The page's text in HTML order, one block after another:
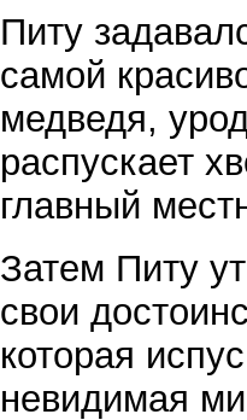
Питу
самой
медведя,
распускает
главный
Затем Питу
свои
которая
невидимая